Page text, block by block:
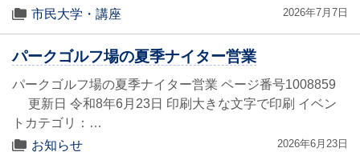
市民大学・講座
2026年7月7日
パークゴルフ場の夏季ナイター営業
パークゴルフ場の夏季ナイター営業 ページ番号1008859
更新日 令和8年6月23日 印刷大きな文字で印刷 イベン
トカテゴリ：…
お知らせ
2026年6月23日